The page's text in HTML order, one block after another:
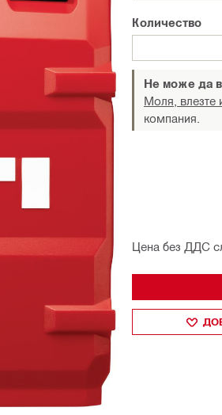
Количество
Не може да
Моля, влезте
компания.
Цена без ДДС